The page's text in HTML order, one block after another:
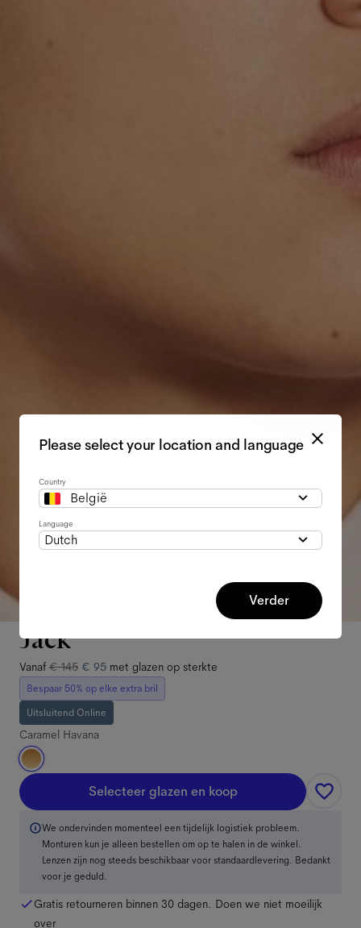
Jack
Vanaf € 145 € 95 met glazen op sterkte
Bespaar 50% op elke extra bril
Uitsluitend Online
Caramel Havana
Selecteer glazen en koop
We ondervinden momenteel een tijdelijk logistiek probleem.
Monturen kun je alleen bestellen om op te halen in de winkel.
Lenzen zijn nog steeds beschikbaar voor standaardlevering. Bedankt
voor je geduld.
Gratis retourneren binnen 30 dagen. Doen we niet moeilijk
over
Please select your location and language
Country
België
Language
Dutch
Verder